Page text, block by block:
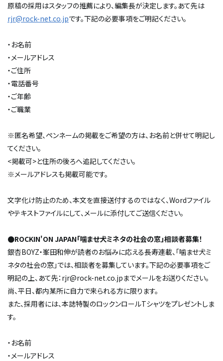
原稿の採用はスタッフの推薦により、編集長が決定します。あて先は
rjr@rock-net.co.jpです。下記の必要事項をご明記ください。
・お名前
・メールアドレス
・ご住所
・電話番号
・ご年齢
・ご職業
※匿名希望、ペンネームの掲載をご希望の方は、お名前と併せて明記し
てください。
<掲載可>と住所の後ろへ追記してください。
※メールアドレスも掲載可能です。
文字化け防止のため、本文を直接送付するのではなく、Wordファイル
やテキストファイルにして、メールに添付してご送信ください。
●ROCKIN'ON JAPAN「噛ませ犬ミネタの社会の窓」相談者募集！
銀杏BOYZ・峯田和伸が読者のお悩みに応える長寿連載、「噛ませ犬ミ
ネタの社会の窓」では、相談者を募集しています。下記の必要事項をご
明記の上、あて先：rjr@rock-net.co.jpまでメールをお送りください。
尚、平日、都内某所に自力で来られる方に限ります。
また、採用者には、本誌特製のロックンロールTシャツをプレゼントしま
す。
・お名前
・メールアドレス